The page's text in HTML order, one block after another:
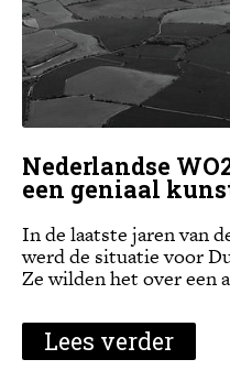
Nederlandse
een geniaal
In de laatste jaren van
werd de situatie voor
Ze wilden het over een
Lees verder